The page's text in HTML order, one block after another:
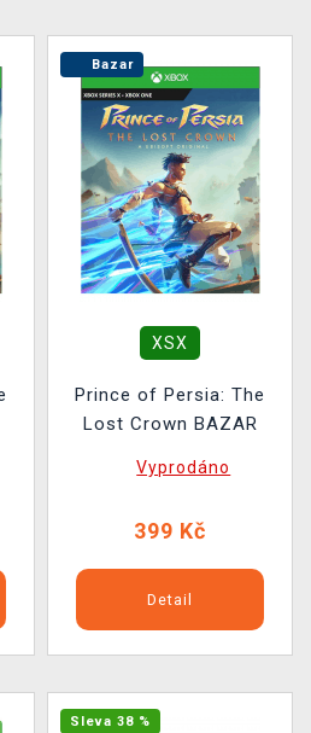
Bazar
XSX
Prince of Persia: The
Lost Crown BAZAR
Vyprodáno
399 Kč
Detail
Sleva 38 %